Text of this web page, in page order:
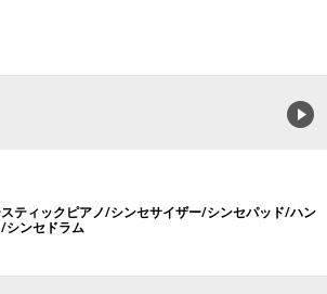
ティックピアノ/シンセサイザー/シンセパッド/ハン
シンセドラム